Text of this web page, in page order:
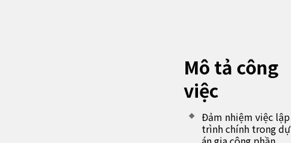
Mô tả công
việc
Đảm nhiệm việc lập
trình chính trong dự